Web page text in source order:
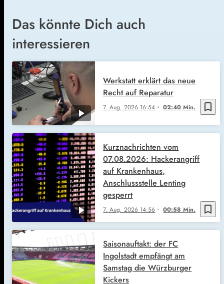
Das könnte Dich auch
interessieren
bookmark_border
7. Aug. 2026 16:54 02:40 Min.
Werkstatt erklärt das neue
Recht auf Reparatur
bookmark_border
7. Aug. 2026 14:56 00:58 Min.
Kurznachrichten vom
07.08.2026: Hackerangriff
auf Krankenhaus,
Anschlussstelle Lenting
gesperrt
Saisonauftakt: der FC
Ingolstadt empfängt am
Samstag die Würzburger
Kickers